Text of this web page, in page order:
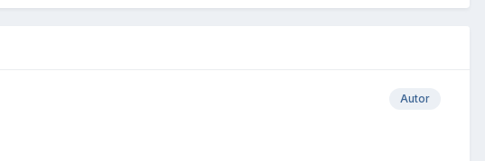
Autor